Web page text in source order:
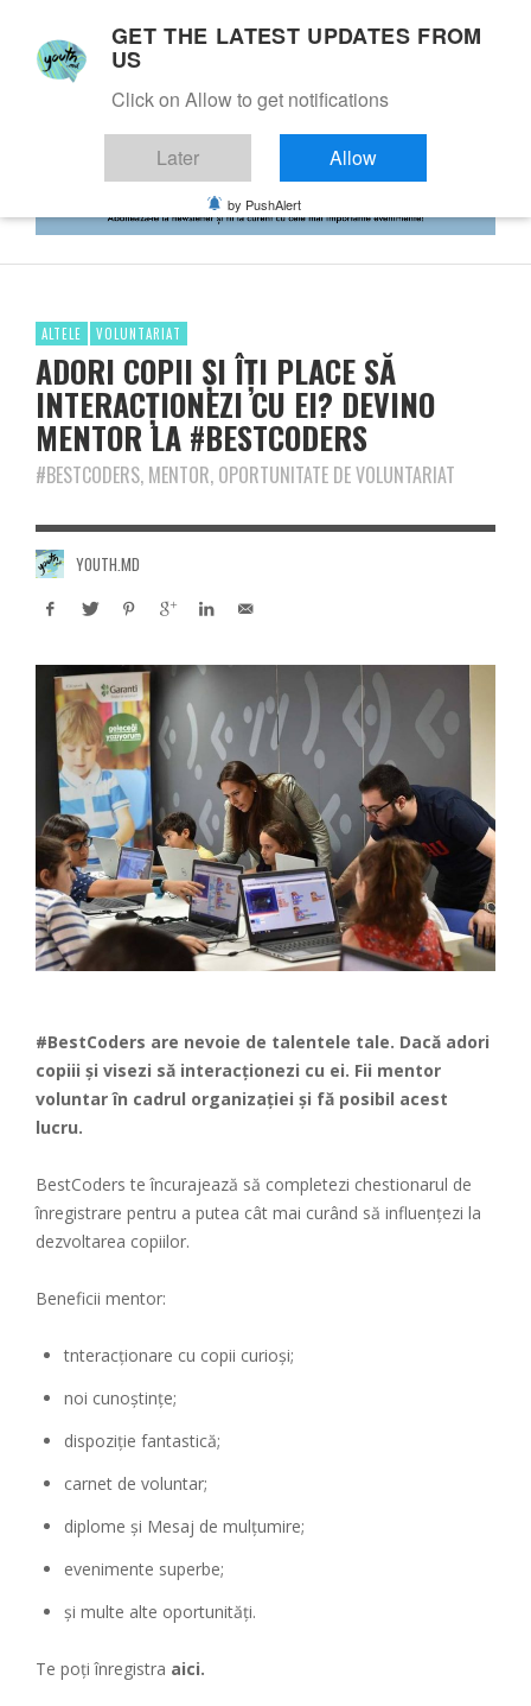
ALTELE VOLUNTARIAT
ADORI COPII ȘI ÎȚI PLACE SĂ
INTERACȚIONEZI CU EI? DEVINO
MENTOR LA #BESTCODERS
#BESTCODERS, MENTOR, OPORTUNITATE DE VOLUNTARIAT
YOUTH.MD
#BestCoders are nevoie de talentele tale. Dacă adori
copiii și visezi să interacționezi cu ei. Fii mentor
voluntar în cadrul organizației și fă posibil acest
lucru.
BestCoders te încurajează să completezi chestionarul de
înregistrare pentru a putea cât mai curând să influențezi la
dezvoltarea copiilor.
Beneficii mentor:
tnteracționare cu copii curioși;
noi cunoștințe;
dispoziție fantastică;
carnet de voluntar;
diplome și Mesaj de mulțumire;
evenimente superbe;
și multe alte oportunități.
Te poți înregistra aici.
GET THE LATEST UPDATES FROM
US
Click on Allow to get notifications
Later Allow
by PushAlert